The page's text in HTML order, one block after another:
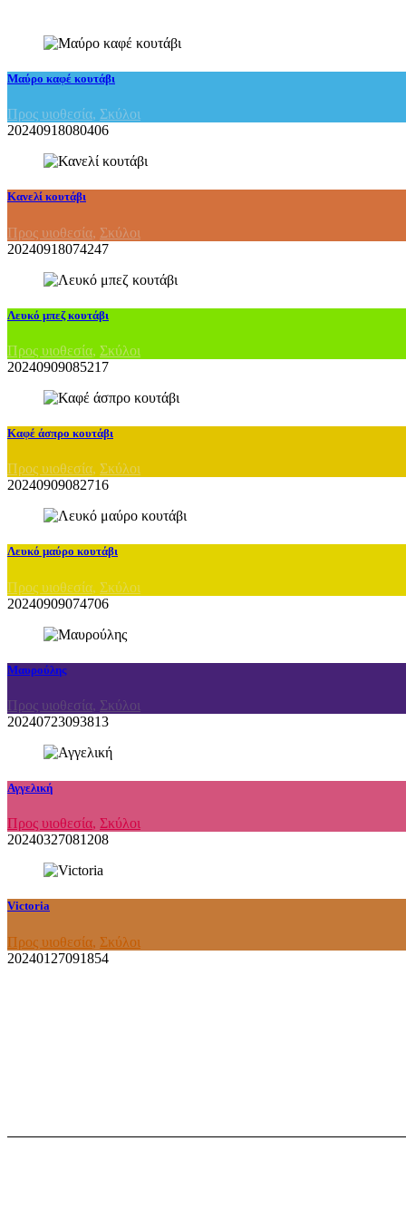
Μαύρο καφέ κουτάβι
Προς υιοθεσία, Σκύλοι
20240918080406
Κανελί κουτάβι
Προς υιοθεσία, Σκύλοι
20240918074247
Λευκό μπεζ κουτάβι
Προς υιοθεσία, Σκύλοι
20240909085217
Καφέ άσπρο κουτάβι
Προς υιοθεσία, Σκύλοι
20240909082716
Λευκό μαύρο κουτάβι
Προς υιοθεσία, Σκύλοι
20240909074706
Μαυρούλης
Προς υιοθεσία, Σκύλοι
20240723093813
Αγγελική
Προς υιοθεσία, Σκύλοι
20240327081208
Victoria
Προς υιοθεσία, Σκύλοι
20240127091854